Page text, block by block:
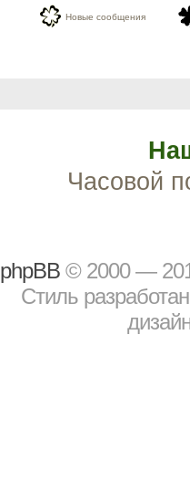
Новые сообщения
Часовой
рhрBВ © 2000 —
Стиль